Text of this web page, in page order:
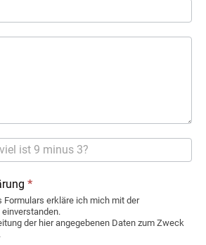
*
Formulars erkläre ich mich mit der
einverstanden.
der hier angegebenen Daten zum Zweck